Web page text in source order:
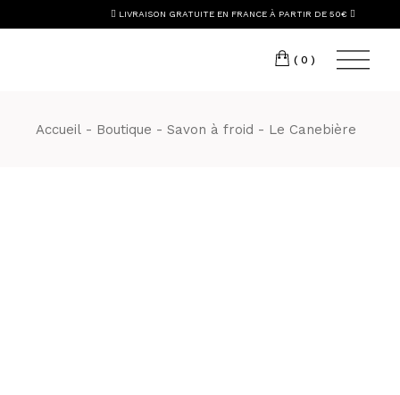
the
LIVRAISON GRATUITE EN FRANCE À PARTIR DE 50€
(0)
Accueil Boutique Savon à froid Le Canebière